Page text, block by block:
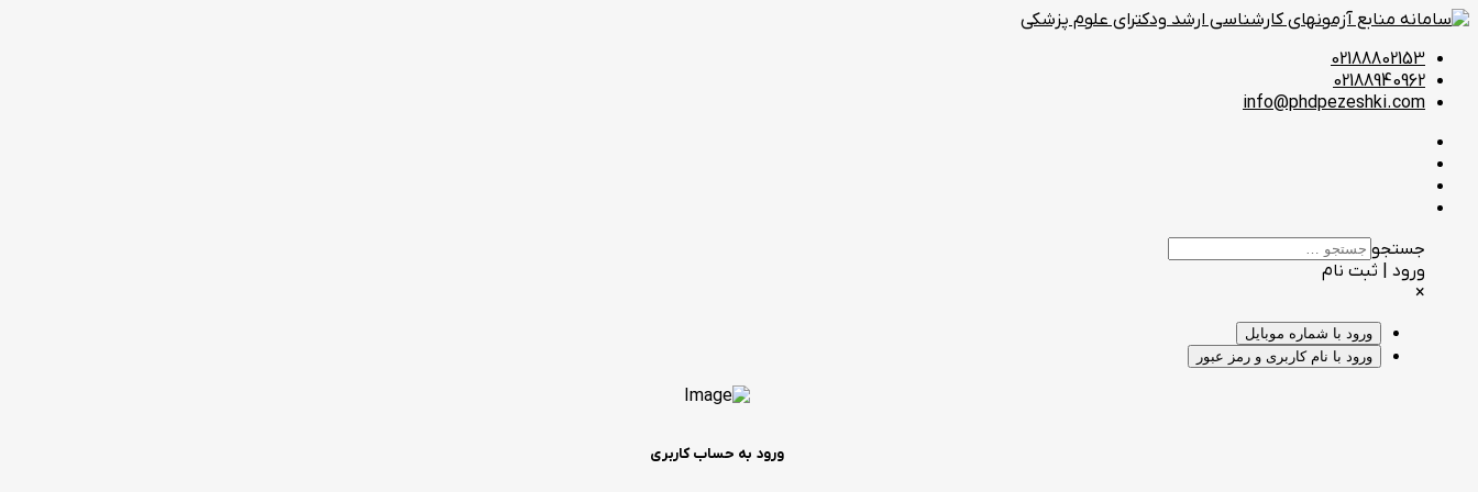
02188802153
02188940962
info@phdpezeshki.com
جستجو
ورود | ثبت نام
×
ورود با شماره موبایل
ورود با نام کاربری و رمز عبور
ورود به حساب کاربری